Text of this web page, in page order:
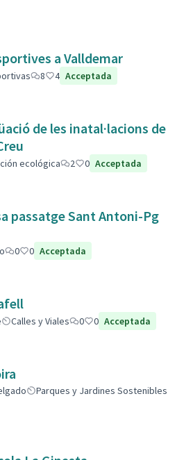
a Valldemar
8 4 Acceptada
de les inatal·lacions de
ecológica 2 0 Acceptada
passatge Sant Antoni-Pg
0 0 Acceptada
Calles y Viales 0 0 Acceptada
Parques y Jardines Sostenibles